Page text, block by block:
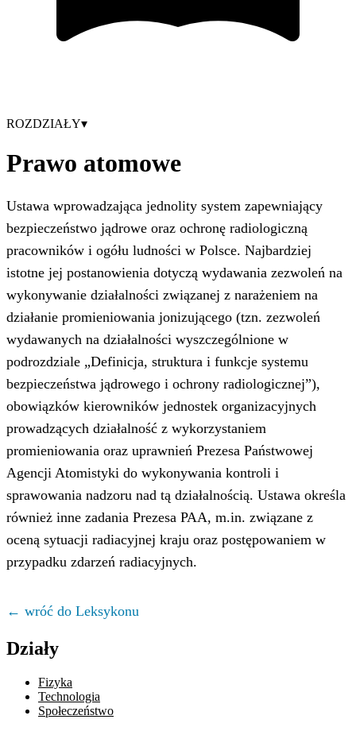
ROZDZIAŁY▾
Prawo atomowe
Ustawa wprowadzająca jednolity system zapewniający
bezpieczeństwo jądrowe oraz ochronę radiologiczną
pracowników i ogółu ludności w Polsce. Najbardziej
istotne jej postanowienia dotyczą wydawania zezwoleń na
wykonywanie działalności związanej z narażeniem na
działanie promieniowania jonizującego (tzn. zezwoleń
wydawanych na działalności wyszczególnione w
podrozdziale „Definicja, struktura i funkcje systemu
bezpieczeństwa jądrowego i ochrony radiologicznej”),
obowiązków kierowników jednostek organizacyjnych
prowadzących działalność z wykorzystaniem
promieniowania oraz uprawnień Prezesa Państwowej
Agencji Atomistyki do wykonywania kontroli i
sprawowania nadzoru nad tą działalnością. Ustawa określa
również inne zadania Prezesa PAA, m.in. związane z
oceną sytuacji radiacyjnej kraju oraz postępowaniem w
przypadku zdarzeń radiacyjnych.
← wróć do Leksykonu
Działy
Fizyka
Technologia
Społeczeństwo